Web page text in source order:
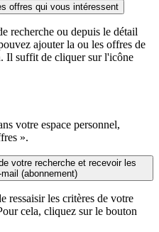
offres qui vous intéressent
recherche ou depuis le détail
ajouter la ou les offres de
Il suffit de cliquer sur l'icône
votre espace personnel,
».
votre recherche et recevoir les
(abonnement)
ressaisir les critères de votre
cela, cliquez sur le bouton